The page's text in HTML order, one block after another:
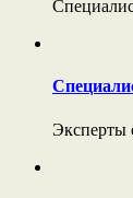
Эксперты